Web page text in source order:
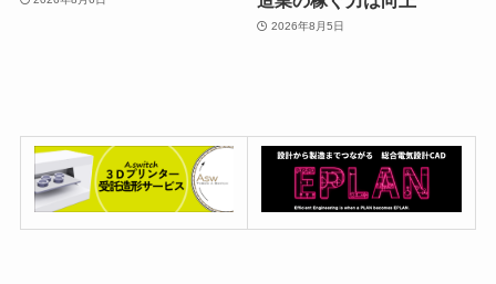
2026年8月5日